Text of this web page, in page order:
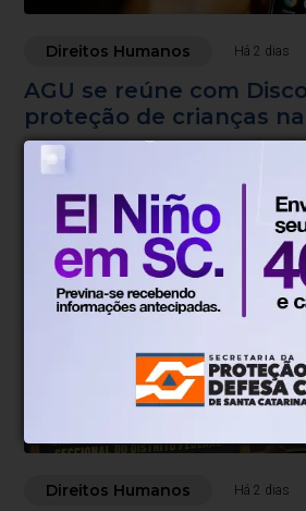
Direitos Humanos Há 2 dias
AGU se reúne com
proteção de crianças
Jovem foi induzida a cometer
plataforma
Direitos Humanos Há 2 dias